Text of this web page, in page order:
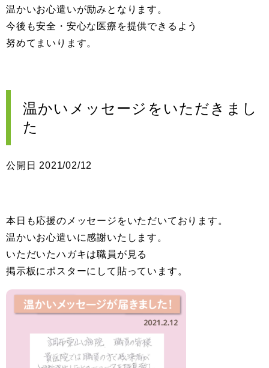
温かいお心遣いが励みとなります。
今後も安全・安心な医療を提供できるよう
努めてまいります。
温かいメッセージをいただきまし
た
公開日 2021/02/12
本日も応援のメッセージをいただいております。
温かいお心遣いに感謝いたします。
いただいたハガキは職員が見る
掲示板にポスターにして貼っています。